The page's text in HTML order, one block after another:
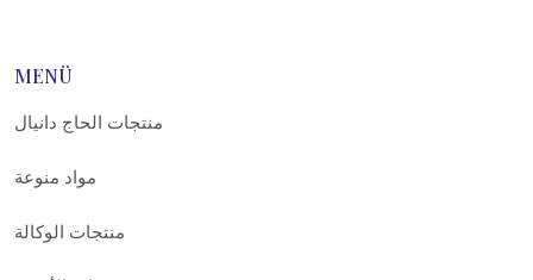
MENÜ
منتجات الحاج دانيال
مواد منوعة
منتجات الوكالة